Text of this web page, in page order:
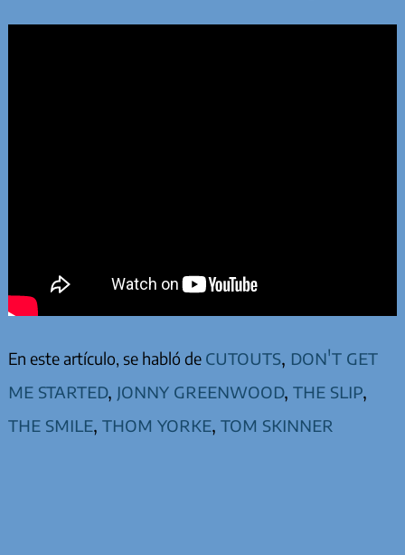
En este artículo, se habló de cutouts, don't get
me started, jonny greenwood, the slip,
the smile, thom yorke, tom skinner